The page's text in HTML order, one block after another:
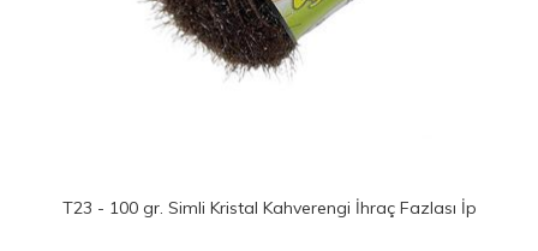
T23 - 100 gr. Simli Kristal Kahverengi İhraç Fazlası İp